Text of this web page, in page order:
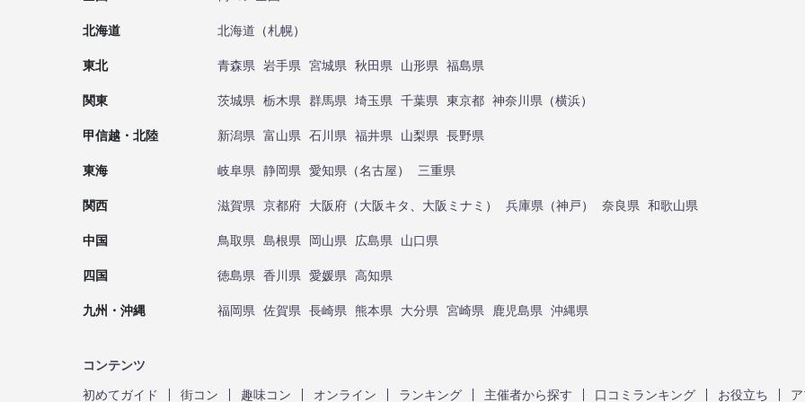
北海道 北海道 （札幌）
東北 青森県 岩手県 宮城県 秋田県 山形県 福島県
関東 茨城県 栃木県 群馬県 埼玉県 千葉県 東京都 神奈川県 （横浜）
甲信越・北陸 新潟県 富山県 石川県 福井県 山梨県 長野県
東海 岐阜県 静岡県 愛知県 （名古屋） 三重県
関西 滋賀県 京都府 大阪府 （大阪キタ 大阪ミナミ ） 兵庫県 （神戸） 奈良県 和歌山県
中国 鳥取県 島根県 岡山県 広島県 山口県
四国 徳島県 香川県 愛媛県 高知県
九州・沖縄 福岡県 佐賀県 長崎県 熊本県 大分県 宮崎県 鹿児島県 沖縄県
コンテンツ
初めてガイド
街コン 趣味コン オンライン ランキング 主催者から探す 口コミランキング お役立ち